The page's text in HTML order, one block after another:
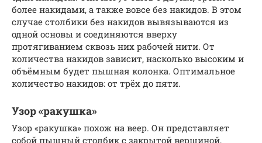
более накидами, а также вовсе без накидов. В этом
случае столбики без накидов вывязываются из
одной основы и соединяются вверху
протягиванием сквозь них рабочей нити. От
количества накидов зависит, насколько высоким и
объёмным будет пышная колонка. Оптимальное
количество накидов: от трёх до пяти.
Узор «ракушка»
Узор «ракушка» похож на веер. Он представляет
собой пышный столбик с закрытой вершиной,